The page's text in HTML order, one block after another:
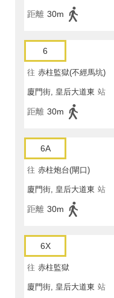
距離 30m
6
往 赤柱監獄(不經馬坑)
廈門街, 皇后大道東 站
距離 30m
6A
往 赤柱炮台(閘口)
廈門街, 皇后大道東 站
距離 30m
6X
往 赤柱監獄
廈門街, 皇后大道東 站